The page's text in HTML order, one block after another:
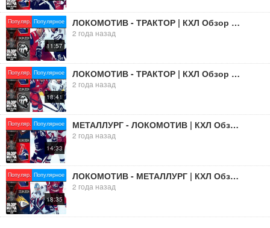
Популяр. Популярное
11:57
ЛОКОМОТИВ - ТРАКТОР | КХЛ Обзор Кубка Гагарина 2024 | Полуфинал – Матч №2 |
2 года назад
Популяр. Популярное
18:41
ЛОКОМОТИВ - ТРАКТОР | КХЛ Обзор Кубка Гагарина 2024 | Полуфинал – Матч №1 |
2 года назад
Популяр. Популярное
14:33
МЕТАЛЛУРГ - ЛОКОМОТИВ | КХЛ Обзор Кубка Гагарина 2024 | ФИНАЛ – Матч №1
2 года назад
Популяр. Популярное
18:35
ЛОКОМОТИВ - МЕТАЛЛУРГ | КХЛ Обзор Кубка Гагарина 2024 | ФИНАЛ – Матч №3
2 года назад